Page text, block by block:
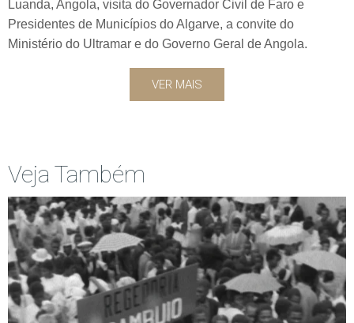
Luanda, Angola, visita do Governador Civil de Faro e
Presidentes de Municípios do Algarve, a convite do
Ministério do Ultramar e do Governo Geral de Angola.
VER MAIS
Veja Também